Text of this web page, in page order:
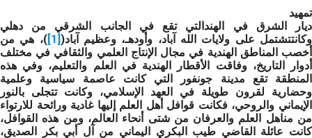
تمهيد
ديار الشرق في الهندالتي تقع في الجانب الشرقي من دهلي
وكانتتشتمل على ولايات الله آباد، وأودهـ، وعظيم آباد(
)، هي من
أخصب المناطق الهندية في مجال الإنتاج العلمي والثقافي في مختلف
أدوار التاريخ، وفاقت الأقطار الهندية في العلم والتعليم، وفي هذه
المنطقة تقع مدينة جونفور التي كانت عاصمة سياسية وعلمية
وحضارية لقرون طويلة في العهد الإسلامي، وكانت تتجلى بالنور
الإيماني والروحي، فكانت قوافل أهل العلم إليها غادية ورائحة للارتواء
من مناهل العلم والعرفان من شتى أنحاء العالم، ومن هذه القوافل،
كانت عائلة القاضي طيب البكري اليماني من آل أبي بكر الصديق،